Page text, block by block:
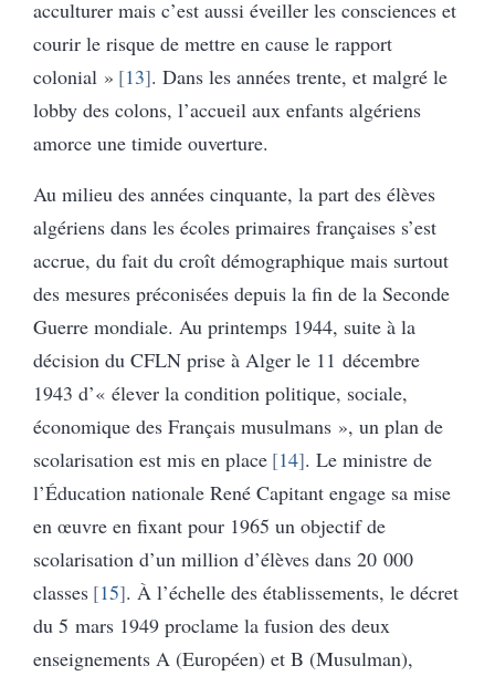
acculturer mais c’est aussi éveiller les consciences et
courir le risque de mettre en cause le rapport
colonial » 13 . Dans les années trente, et malgré le
lobby des colons, l’accueil aux enfants algériens
amorce une timide ouverture.
Au milieu des années cinquante, la part des élèves
algériens dans les écoles primaires françaises s’est
accrue, du fait du croît démographique mais surtout
des mesures préconisées depuis la fin de la Seconde
Guerre mondiale. Au printemps 1944, suite à la
décision du CFLN prise à Alger le 11 décembre
1943 d’« élever la condition politique, sociale,
économique des Français musulmans », un plan de
scolarisation est mis en place 14 . Le ministre de
l’Éducation nationale René Capitant engage sa mise
en œuvre en fixant pour 1965 un objectif de
scolarisation d’un million d’élèves dans 20 000
classes 15 . À l’échelle des établissements, le décret
du 5 mars 1949 proclame la fusion des deux
enseignements A (Européen) et B (Musulman),